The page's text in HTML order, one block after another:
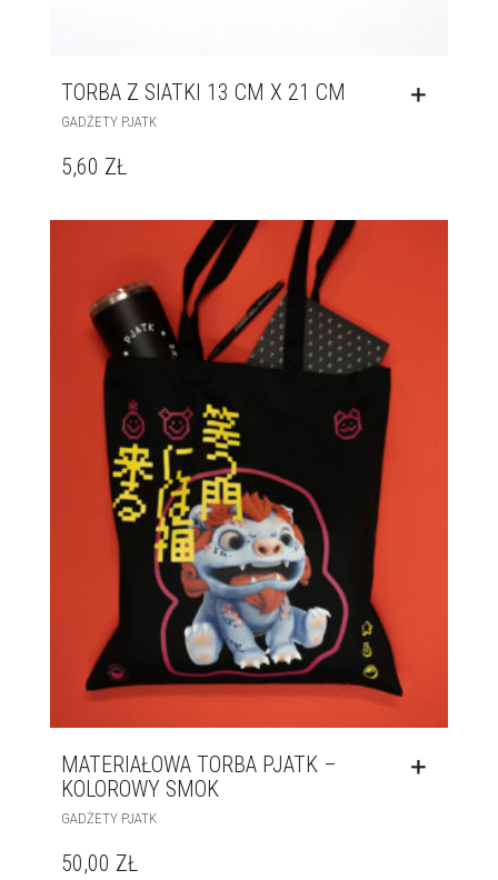
TORBA Z SIATKI 13 CM X 21 CM
GADŻETY PJATK
5,60 ZŁ
MATERIAŁOWA TORBA PJATK –
KOLOROWY SMOK
GADŻETY PJATK
50,00 ZŁ